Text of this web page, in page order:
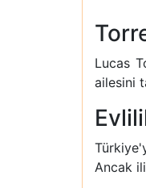
Lucas
ailesini
Ancak